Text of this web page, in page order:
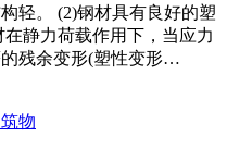
轻。 (2)钢材具有良好的塑
静力荷载作用下，当应力
残余变形(塑性变形…